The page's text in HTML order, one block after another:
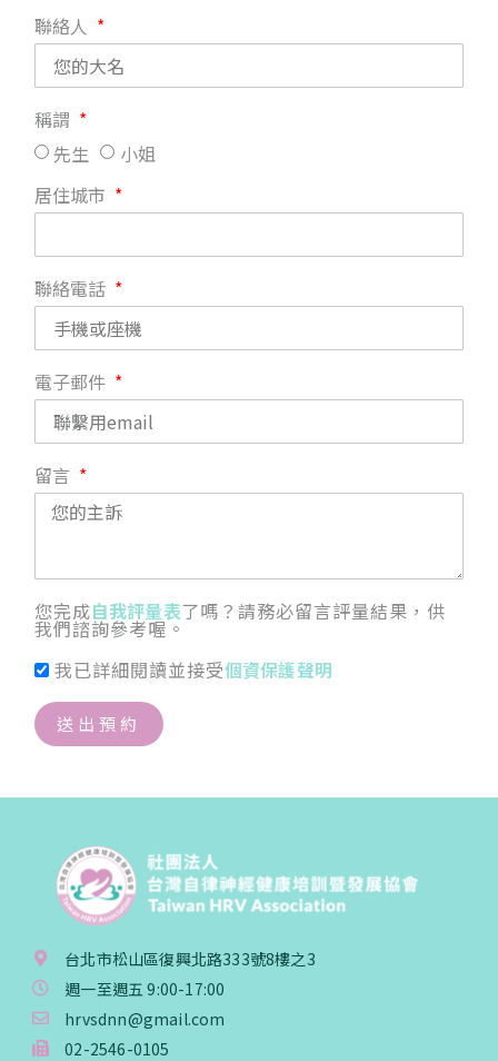
聯絡人
稱謂
先生
小姐
居住城市
聯絡電話
電子郵件
留言
您完成自我評量表了嗎？請務必留言評量結果，供
我們諮詢參考喔。
我已詳細閱讀並接受個資保護聲明
送出預約
台北市松山區復興北路333號8樓之3
週一至週五 9:00-17:00
hrvsdnn@gmail.com
02-2546-0105